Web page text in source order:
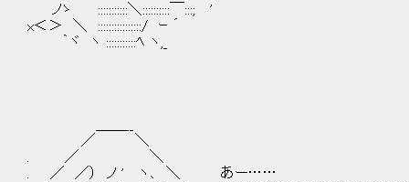
ノゝ :::::::::::＼::::::::::￣:::; '
x＜＞ ＼ ::::::::::::::::/ ｰ ´
｀ヾ ヽ :::::::::::ﾍ ヽ,_
／ ＼
. ／ ＼
. ／ ／） ノ ' ヽ､ ＼ あー……